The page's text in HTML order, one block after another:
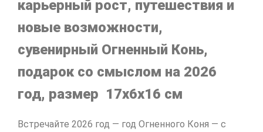
карьерный рост, путешествия и
новые возможности,
сувенирный Огненный Конь,
подарок со смыслом на 2026
год, размер 17х6х16 см
Встречайте 2026 год — год Огненного Коня — с